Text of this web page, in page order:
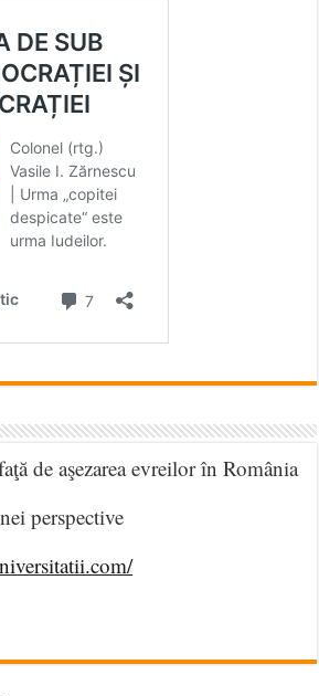
de aşezarea evreilor în România
perspective